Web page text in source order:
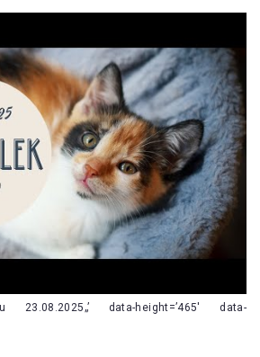
data-height=’465′ data-